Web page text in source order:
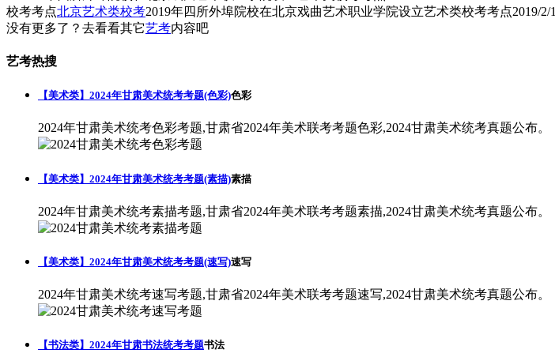
校考考点北京艺术类校考2019年四所外埠院校在北京戏曲艺术职业学院设立艺术类校考考点2019/2/1
没有更多了？去看看其它艺考内容吧
艺考热搜
【美术类】2024年甘肃美术统考考题(色彩)色彩
2024年甘肃美术统考色彩考题,甘肃省2024年美术联考考题色彩,2024甘肃美术统考真题公布。
【美术类】2024年甘肃美术统考考题(素描)素描
2024年甘肃美术统考素描考题,甘肃省2024年美术联考考题素描,2024甘肃美术统考真题公布。
【美术类】2024年甘肃美术统考考题(速写)速写
2024年甘肃美术统考速写考题,甘肃省2024年美术联考考题速写,2024甘肃美术统考真题公布。
【书法类】2024年甘肃书法统考考题书法